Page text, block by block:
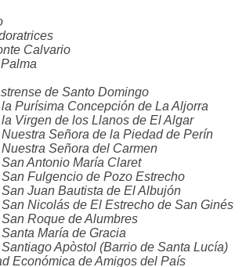
Calvario
de Santo Domingo
Purísima Concepción de La Aljorra
Virgen de los Llanos de El Algar
Señora de la Piedad de Perín
Señora del Carmen
Antonio María Claret
Fulgencio de Pozo Estrecho
Juan Bautista de El Albujón
Nicolás de El Estrecho de San Ginés
Roque de Alumbres
María de Gracia
Apòstol (Barrio de Santa Lucía)
Económica de Amigos del País